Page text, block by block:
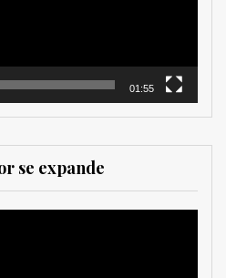
01:55
se expande